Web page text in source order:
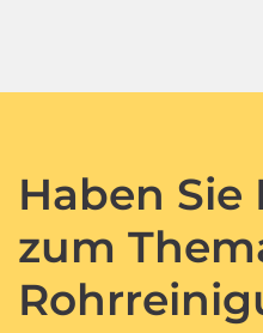
Haben Sie
zum